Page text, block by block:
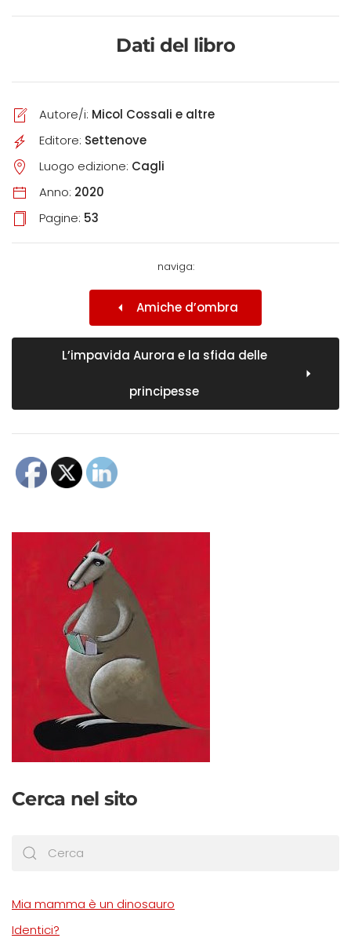
Dati del libro
Autore/i: Micol Cossali e altre
Editore: Settenove
Luogo edizione: Cagli
Anno: 2020
Pagine: 53
naviga:
Amiche d’ombra
L’impavida Aurora e la sfida delle
principesse
Cerca nel sito
Mia mamma è un dinosauro
Identici?